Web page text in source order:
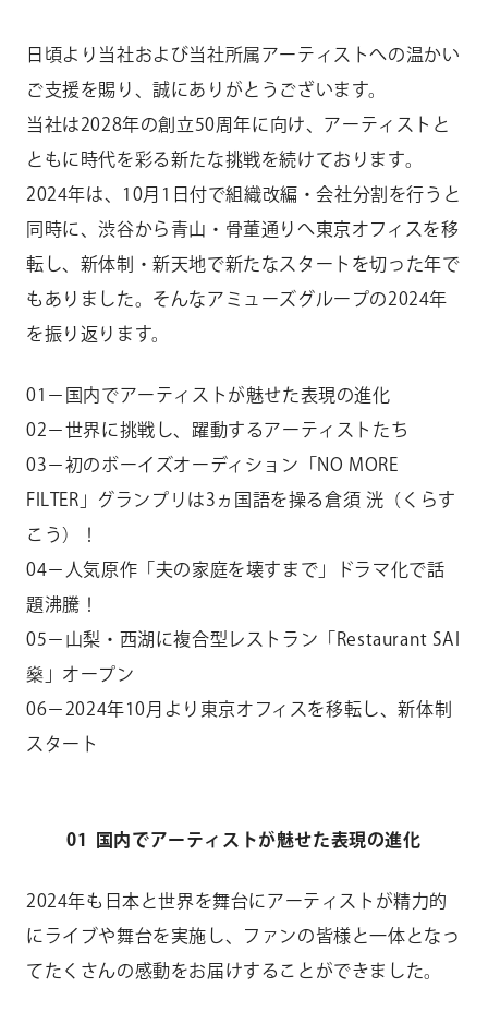
Amuse Solution アミューズのソリューション
ENGLISH
日頃より当社および当社所属アーティストへの温かい
ご支援を賜り、誠にありがとうございます。
当社は2028年の創立50周年に向け、アーティストと
ともに時代を彩る新たな挑戦を続けております。
2024年は、10月1日付で組織改編・会社分割を行うと
同時に、渋谷から青山・骨董通りへ東京オフィスを移
転し、新体制・新天地で新たなスタートを切った年で
もありました。そんなアミューズグループの2024年
を振り返ります。
01－国内でアーティストが魅せた表現の進化
02－世界に挑戦し、躍動するアーティストたち
03－初のボーイズオーディション「NO MORE
FILTER」グランプリは3ヵ国語を操る倉須 洸（くらす
こう）！
04－人気原作「夫の家庭を壊すまで」ドラマ化で話
題沸騰！
05－山梨・西湖に複合型レストラン「Restaurant SAI
燊」オープン
06－2024年10月より東京オフィスを移転し、新体制
スタート
01 国内でアーティストが魅せた表現の進化
2024年も日本と世界を舞台にアーティストが精力的
にライブや舞台を実施し、ファンの皆様と一体となっ
てたくさんの感動をお届けすることができました。